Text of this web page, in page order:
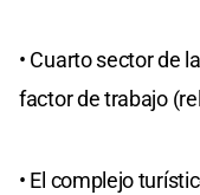
• Cuarto sector de
factor de trabajo
• El complejo